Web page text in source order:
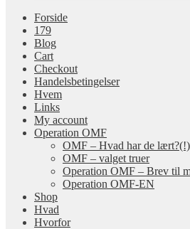
Forside
179
Blog
Cart
Checkout
Handelsbetingelser
Hvem
Links
My account
Operation OMF
OMF – Hvad har de lært?(!)
OMF – valget truer
Operation OMF – Brev til
Operation OMF-EN
Shop
Hvad
Hvorfor